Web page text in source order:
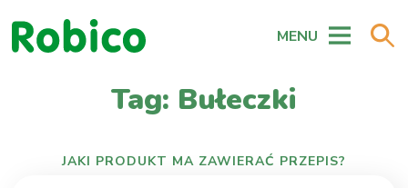
MENU
Tag: Bułeczki
JAKI PRODUKT MA ZAWIERAĆ PRZEPIS?